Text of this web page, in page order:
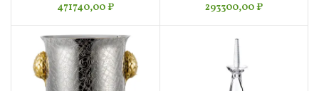
471740,00₽
293300,00₽